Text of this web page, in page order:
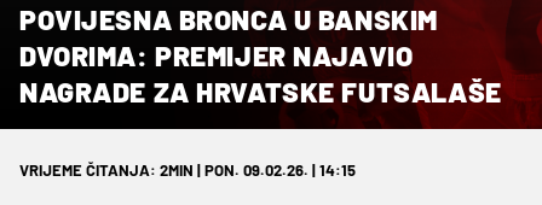
POVIJESNA BRONCA U BANSKIM
DVORIMA: PREMIJER NAJAVIO
NAGRADE ZA HRVATSKE FUTSALAŠE
VRIJEME ČITANJA: 2MIN | PON. 09.02.26. | 14:15